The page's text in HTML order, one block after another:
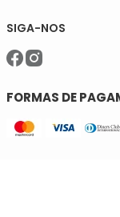
Sexta, das 08:30 às
Telefone: (11)5627-7800
WhatsApp: (11)94238-
SIGA-NOS
FORMAS DE